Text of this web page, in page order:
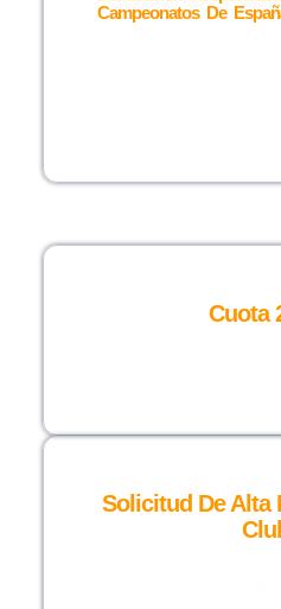
Campeonatos De
Cuota
Solicitud De Alta